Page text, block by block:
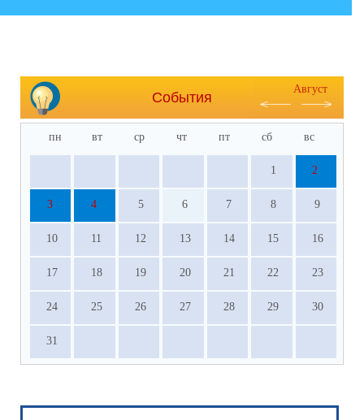
События
Август
пн вт ср чт пт сб вс
1 2
3 4 5 6 7 8 9
10 11 12 13 14 15 16
17 18 19 20 21 22 23
24 25 26 27 28 29 30
31